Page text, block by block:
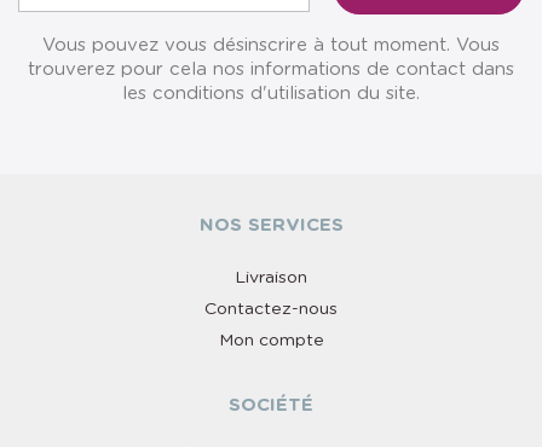
Vous pouvez vous désinscrire à tout moment. Vous
trouverez pour cela nos informations de contact dans
les conditions d'utilisation du site.
NOS SERVICES
Livraison
Contactez-nous
Mon compte
SOCIÉTÉ